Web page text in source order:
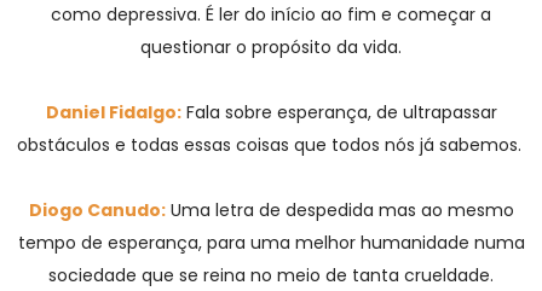
como depressiva. É ler do início ao fim e começar a
questionar o propósito da vida.
Daniel Fidalgo:Fala sobre esperança, de ultrapassar
obstáculos e todas essas coisas que todos nós já sabemos.
Diogo Canudo:Uma letra de despedida mas ao mesmo
tempo de esperança, para uma melhor humanidade numa
sociedade que se reina no meio de tanta crueldade.